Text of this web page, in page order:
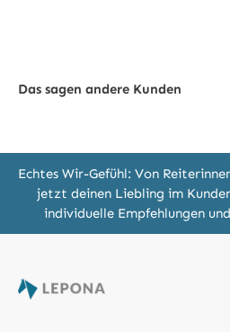
Das sagen andere Kunden
Echtes Wir-Gefühl: Von
jetzt deinen Liebling im
individuelle Empfehlungen